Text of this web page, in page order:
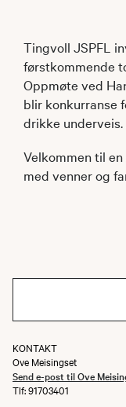
Tingvoll JSPFL
førstkommende
Oppmøte ved
blir konkurranse
drikke
Velkommen til
med venner og
KONTAKT
Ove Meisingset
Send e-post til Ove
Tlf: 91703401